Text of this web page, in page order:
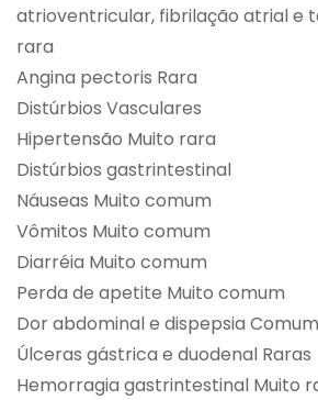
atrioventricular, fibrilação atrial e
rara
Angina pectoris Rara
Distúrbios Vasculares
Hipertensão Muito rara
Distúrbios gastrintestinal
Náuseas Muito comum
Vômitos Muito comum
Diarréia Muito comum
Perda de apetite Muito comum
Dor abdominal e dispepsia Comum
Úlceras gástrica e duodenal Raras
Hemorragia gastrintestinal Muito